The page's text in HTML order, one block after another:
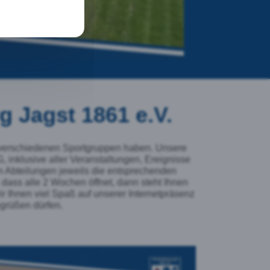
Jagst 1861 e.V.
Sportgruppen haben. Unsere
inklusive aller Veranstaltungen, Ereignisse
jeweils die entsprechenden
alle 2 Wochen öffnet, dann steht Ihnen
viel Spaß auf unserer Internetpräsenz
dürfen.